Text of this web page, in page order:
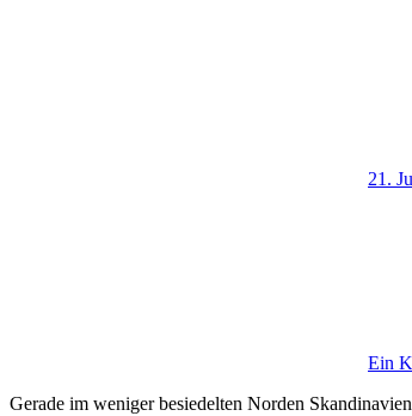
21.
Ein
Gerade im weniger besiedelten Norden